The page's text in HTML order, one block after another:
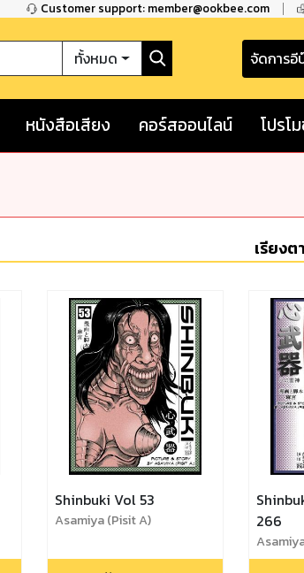
Customer support: member@ookbee.com
ทั้งหมด จัดการอี
หนังสือเสียง คอร์สออนไลน์ โปรโ
เรียงต
Shinbuki Vol 53
Asamiya (Pisit A)
266